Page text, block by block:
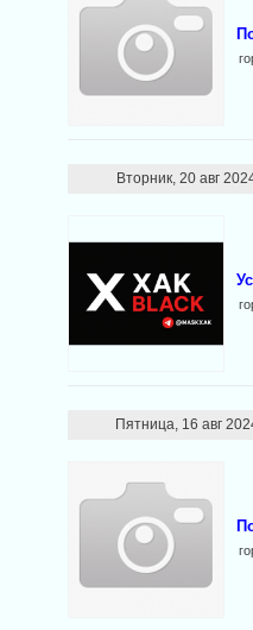
Вторник, 20 авг
Пятница, 16 авг